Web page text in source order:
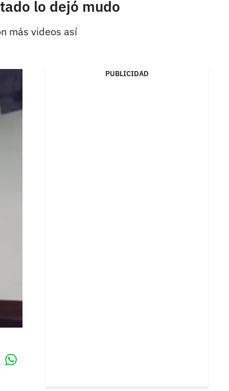
lo dejó mudo
más videos así
PUBLICIDAD